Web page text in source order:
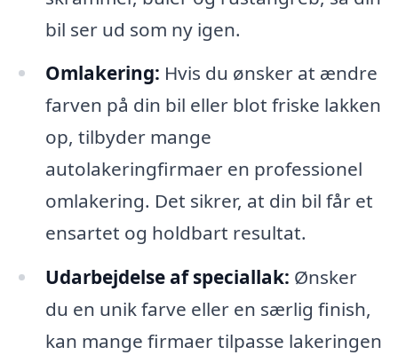
bil ser ud som ny igen.
Omlakering: Hvis du ønsker at ændre
farven på din bil eller blot friske lakken
op, tilbyder mange
autolakeringfirmaer en professionel
omlakering. Det sikrer, at din bil får et
ensartet og holdbart resultat.
Udarbejdelse af speciallak: Ønsker
du en unik farve eller en særlig finish,
kan mange firmaer tilpasse lakeringen